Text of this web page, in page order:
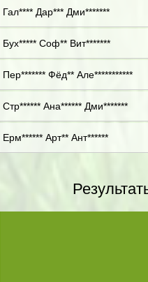
Гал**** Дар*** Дми*******
Бух***** Соф** Вит*******
Пер******* Фёд** Але***********
Стр****** Ана****** Дми*******
Ерм****** Арт** Ант******